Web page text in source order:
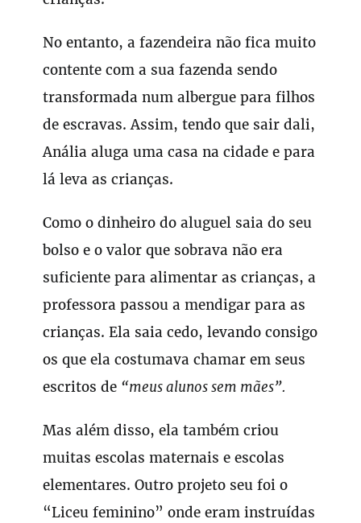
No entanto, a fazendeira não fica muito
contente com a sua fazenda sendo
transformada num albergue para filhos
de escravas. Assim, tendo que sair dali,
Anália aluga uma casa na cidade e para
lá leva as crianças.
Como o dinheiro do aluguel saia do seu
bolso e o valor que sobrava não era
suficiente para alimentar as crianças, a
professora passou a mendigar para as
crianças. Ela saia cedo, levando consigo
os que ela costumava chamar em seus
escritos de “meus alunos sem mães”.
Mas além disso, ela também criou
muitas escolas maternais e escolas
elementares. Outro projeto seu foi o
“Liceu feminino” onde eram instruídas